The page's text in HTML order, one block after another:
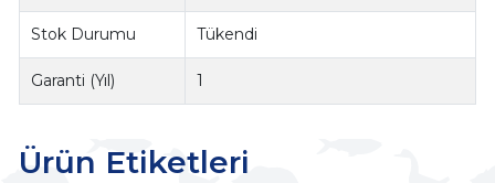
Stok Durumu Tükendi
Garanti (Yıl) 1
Ürün Etiketleri